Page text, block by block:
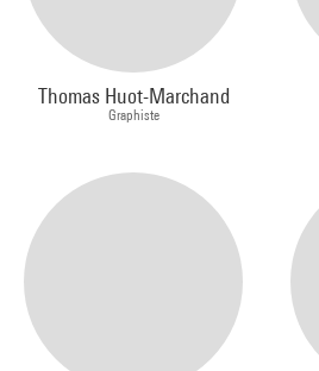
Thomas Huot-Marchand
Graphiste